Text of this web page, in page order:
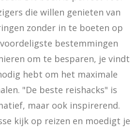
die willen genieten van
zonder in te boeten op
bestemmingen
om te besparen, je vindt
hebt om het maximale
"De beste reishacks" is
maar ook inspirerend.
kijk op reizen en moedigt je